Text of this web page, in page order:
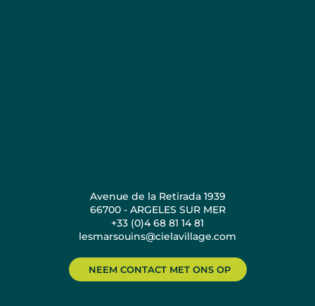
Avenue de la Retirada 1939
66700 - ARGELES SUR MER
+33 (0)4 68 81 14 81
lesmarsouins@cielavillage.com
NEEM CONTACT MET ONS OP